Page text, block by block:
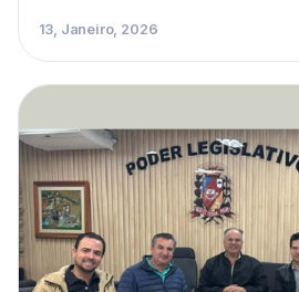
13, Janeiro, 2026